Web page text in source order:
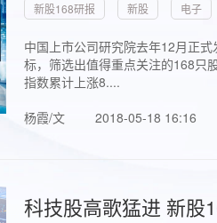
新股168研报 新股 电子
中国上市公司研究院去年12月正
标，筛选出值得重点关注的168只
指数累计上涨8....
杨霞/文
2018-05-18 16:16
科技股高歌猛进 新股